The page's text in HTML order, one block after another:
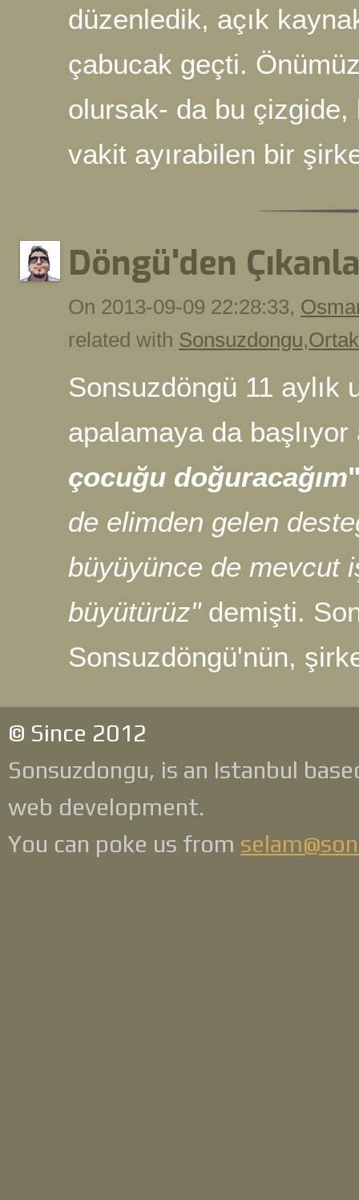
düzenledik, açık
çabucak geçti.
olursak- da bu
vakit ayırabilen bir
Döngü'den
On 2013-09-09 22:28:33,
related with Sonsuzdongu,
Sonsuzdöngü 11
apalamaya da
çocuğu doğuracağım
de elimden gelen
büyüyünce de mevcut
büyütürüz"demişti.
Sonsuzdöngü'nün,
© Since 2012
Sonsuzdongu, is an Istanbul
web development.
You can poke us from